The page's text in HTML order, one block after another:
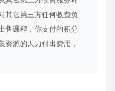
其它第三方任何收费负
售课程，你支付的积分
资源的人力付出费用，